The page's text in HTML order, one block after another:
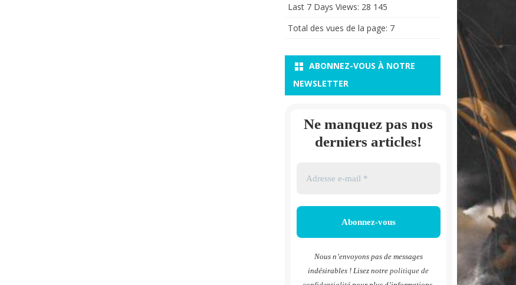
Last 7 Days Views: 28 145
Total des vues de la page: 7
ABONNEZ-VOUS À NOTRE
NEWSLETTER
Ne manquez pas nos
derniers articles!
Nous n’envoyons pas de messages
indésirables ! Lisez notrepolitique de